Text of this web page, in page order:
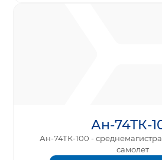
Ан-74ТК-
Ан-74ТК-100 -
самолет